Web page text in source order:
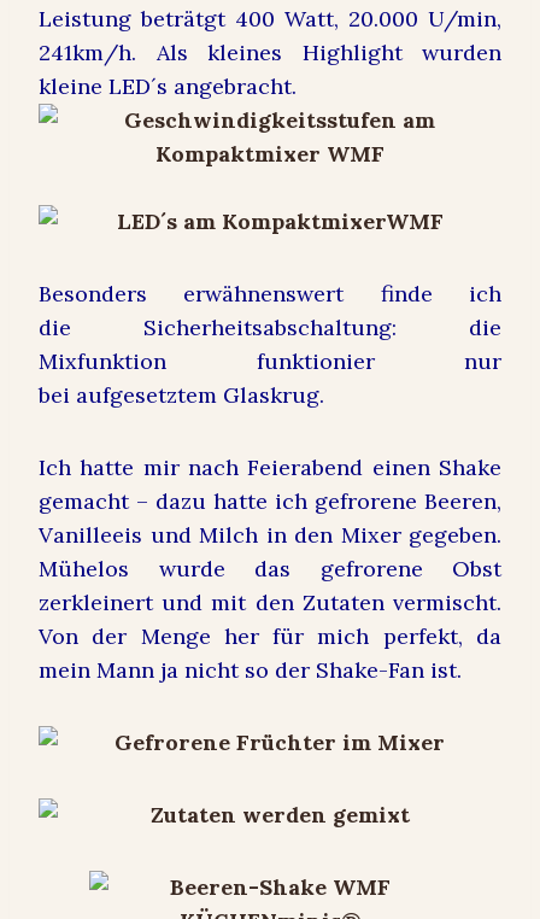
Leistung beträtgt 400 Watt, 20.000 U/min,
241km/h. Als kleines Highlight wurden
kleine LED´s angebracht.
Besonders erwähnenswert finde ich
die Sicherheitsabschaltung: die
Mixfunktion funktionier nur
bei aufgesetztem Glaskrug.
Ich hatte mir nach Feierabend einen Shake
gemacht – dazu hatte ich gefrorene Beeren,
Vanilleeis und Milch in den Mixer gegeben.
Mühelos wurde das gefrorene Obst
zerkleinert und mit den Zutaten vermischt.
Von der Menge her für mich perfekt, da
mein Mann ja nicht so der Shake-Fan ist.